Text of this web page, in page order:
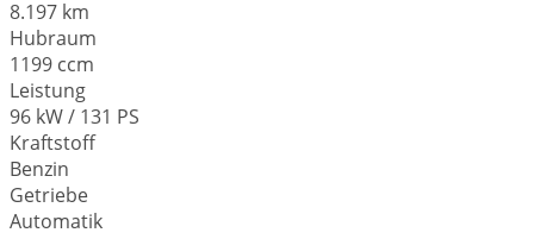
8.197 km
Hubraum
1199 ccm
Leistung
96 kW / 131 PS
Kraftstoff
Benzin
Getriebe
Automatik